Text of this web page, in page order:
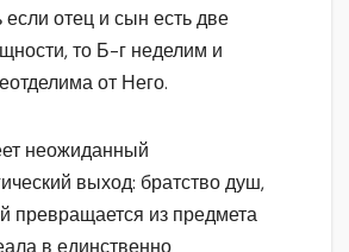
если отец и сын есть две
то Б-г неделим и
от Него.
неожиданный
выход: братство душ,
превращается из предмета
в единственно